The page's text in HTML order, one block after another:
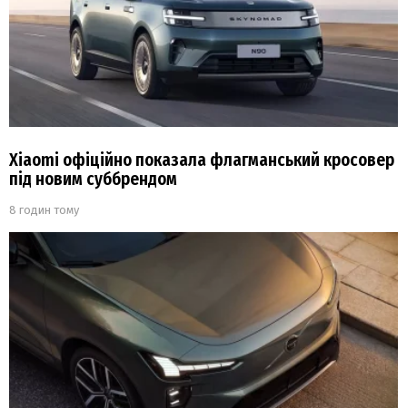
Xiaomi офіційно показала флагманський кросовер
під новим суббрендом
8 годин тому